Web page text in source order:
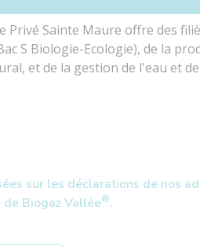
Privé Sainte Maure offre des
S Biologie-Ecologie), de la
et de la gestion de l'eau et de
sur les déclarations de nos
Biogaz Vallée®.